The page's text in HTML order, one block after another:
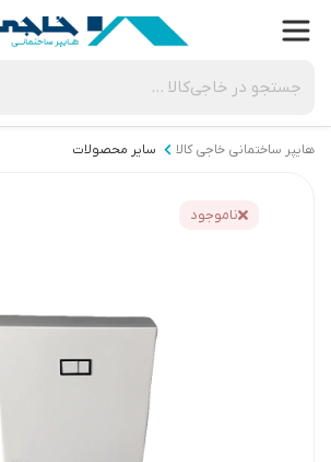
هایپر ساختمانی خاجی‌ کالا سایر محصولات
ناموجود